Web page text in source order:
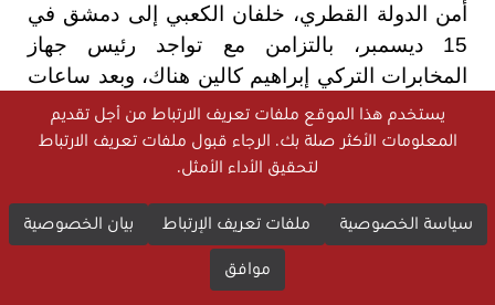
أمن الدولة القطري، خلفان الكعبي إلى دمشق في
15 ديسمبر، بالتزامن مع تواجد رئيس جهاز
المخابرات التركي إبراهيم كالين هناك، وبعد ساعات
من زيارة لوزير الخارجية الأمريكي أنتوني بلينكن إلى
أنقرة والدوحة أثناء جولة له في المنطقة شملت
الأردن، وقد عقد الطرفان اجتماعات مع قائد هيئة
التحرير الشام أحمد الشرع ورئيس الحكومة المؤقت
محمد البشير لبحث مستقبل البلاد في المرحلة
المقبلة. وبذلك تُصبح الزيارات من تركيا وقطر أولى
الزيارات الدولية الرسمية إلى سوريا بعد تغيير
يستخدم هذا الموقع ملفات تعريف الارتباط من أجل تقديم
المعلومات الأكثر صلة بك. الرجاء قبول ملفات تعريف الارتباط
لتحقيق الأداء الأمثل.
سياسة الخصوصية ملفات تعريف الإرتباط بيان الخصوصية
موافق